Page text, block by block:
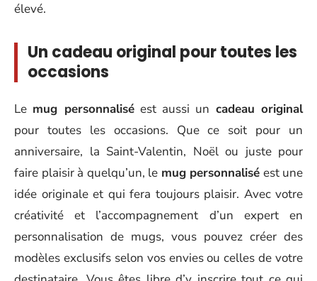
élevé.
Un cadeau original pour toutes les
occasions
Le mug personnaliséest aussi un cadeau original
pour toutes les occasions. Que ce soit pour un
anniversaire, la Saint-Valentin, Noël ou juste pour
faire plaisir à quelqu’un, le mug personnalisé est une
idée originale et qui fera toujours plaisir. Avec votre
créativité et l’accompagnement d’un expert en
personnalisation de mugs, vous pouvez créer des
modèles exclusifs selon vos envies ou celles de votre